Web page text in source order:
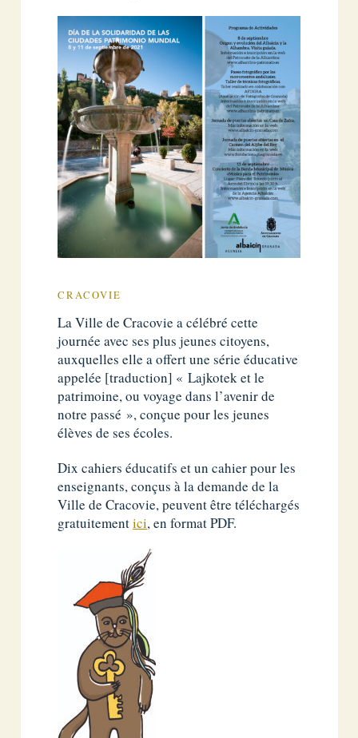
CRACOVIE
La Ville de Cracovie a célébré cette
journée avec ses plus jeunes citoyens,
auxquelles elle a offert une série éducative
appelée [traduction] « Lajkotek et le
patrimoine, ou voyage dans l’avenir de
notre passé », conçue pour les jeunes
élèves de ses écoles.
Dix cahiers éducatifs et un cahier pour les
enseignants, conçus à la demande de la
Ville de Cracovie, peuvent être téléchargés
gratuitementici, en format PDF.